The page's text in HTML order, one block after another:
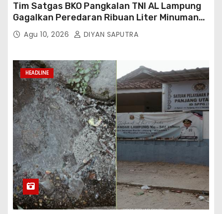
Tim Satgas BKO Pangkalan TNI AL Lampung
Gagalkan Peredaran Ribuan Liter Minuman
Keras Ilegal Di Pelabuhan Bakauheni
Agu 10, 2026 DIYAN SAPUTRA
HEADLINE